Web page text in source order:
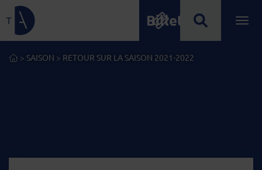
Lien de retour à la page d'accueil Billetterie
ACCUEIL
> SAISON > RETOUR SUR LA SAISON 2021-2022